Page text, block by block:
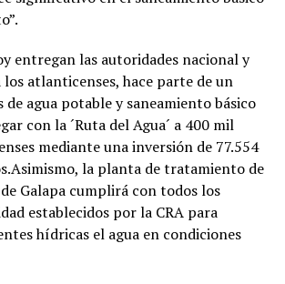
entregan las autoridades nacional y
atlanticenses, hace parte de un
de agua potable y saneamiento básico
con la ´Ruta del Agua´ a 400 mil
mediante una inversión de 77.554
la planta de tratamiento de
Galapa cumplirá con todos los
establecidos por la CRA para
hídricas el agua en condiciones